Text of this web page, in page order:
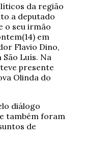
da região
a deputado
o seu irmão
em
Flavio Dino,
São Luís. Na
presente
Olinda do
diálogo
também foram
de